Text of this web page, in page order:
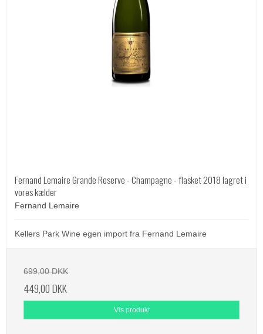
Fernand Lemaire Grande Reserve - Champagne - flasket 2018 lagret i
vores kælder
Fernand Lemaire
Kellers Park Wine egen import fra Fernand Lemaire
699,00 DKK
449,00 DKK
Vis produkt